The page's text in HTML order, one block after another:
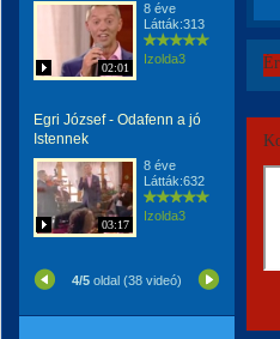
02:01
8 éve
Látták:313
Izolda3
Egri József - Odafenn a jó
Istennek
03:17
8 éve
Látták:632
Izolda3
4/5 oldal (38 videó)